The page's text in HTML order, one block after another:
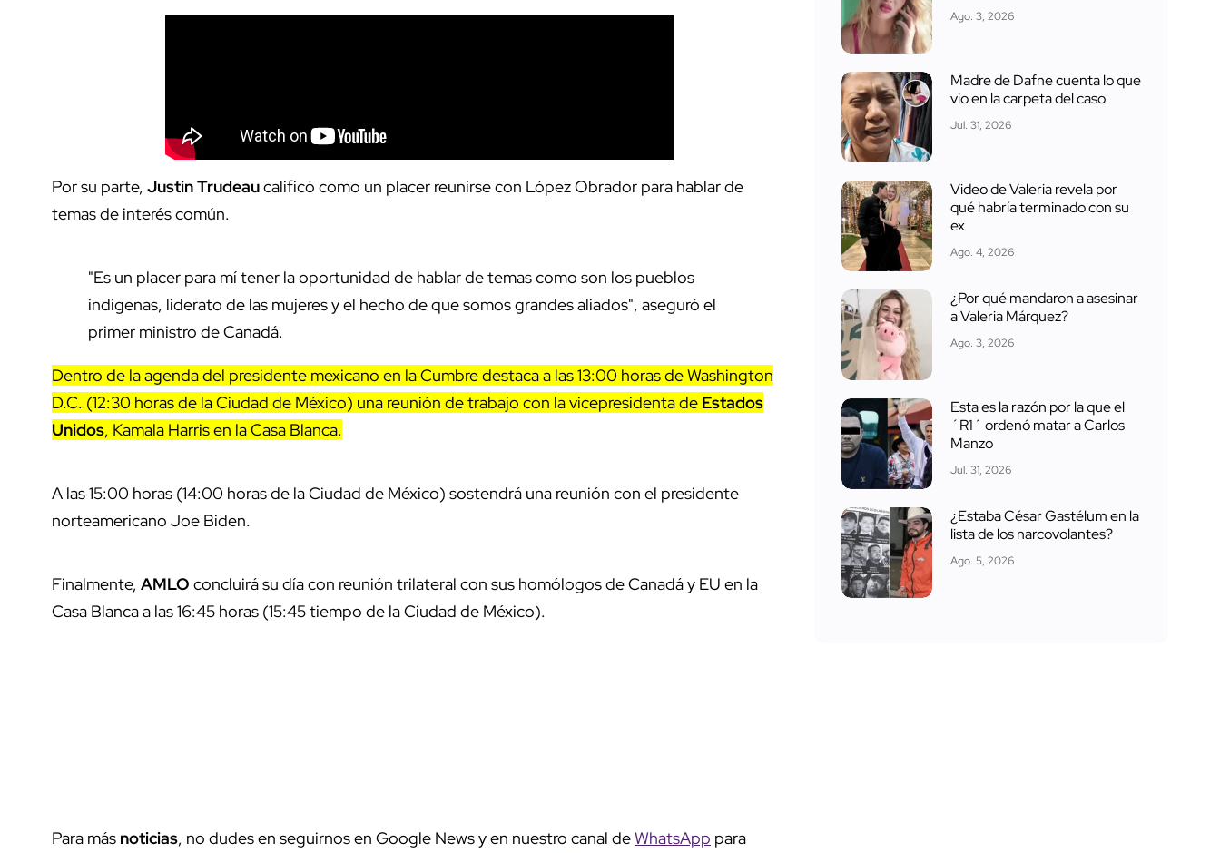
Por su parte, Justin Trudeaucalificó como un placer reunirse con López Obrador para hablar de
temas de interés común.
"Es un placer para mí tener la oportunidad de hablar de temas como son los pueblos
indígenas, liderato de las mujeres y el hecho de que somos grandes aliados", aseguró el
primer ministro de Canadá.
Dentro de la agenda del presidente mexicano en la Cumbre destaca a las 13:00 horas de Washington
D.C. (12:30 horas de la Ciudad de México) una reunión de trabajo con la vicepresidenta de Estados
Unidos, Kamala Harris en la Casa Blanca.
A las 15:00 horas (14:00 horas de la Ciudad de México) sostendrá una reunión con el presidente
norteamericano Joe Biden.
Finalmente, AMLO concluirá su día con reunión trilateral con sus homólogos de Canadá y EU en la
Casa Blanca a las 16:45 horas (15:45 tiempo de la Ciudad de México).
Para más noticias, no dudes en seguirnos en Google News y en nuestro canal deWhatsApp para
Ago. 3, 2026
Madre de Dafne cuenta lo que
vio en la carpeta del caso
Jul. 31, 2026
Video de Valeria revela por
qué habría terminado con su
ex
Ago. 4, 2026
¿Por qué mandaron a asesinar
a Valeria Márquez?
Ago. 3, 2026
Esta es la razón por la que el
´R1´ ordenó matar a Carlos
Manzo
Jul. 31, 2026
¿Estaba César Gastélum en la
lista de los narcovolantes?
Ago. 5, 2026